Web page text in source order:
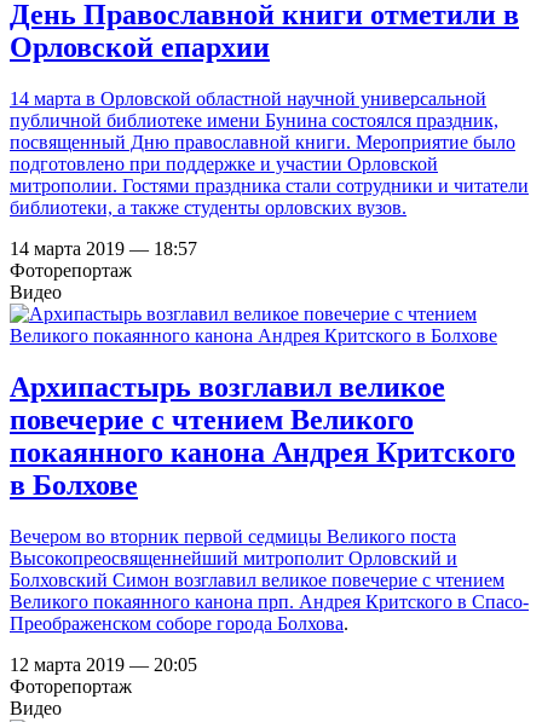
День Православной книги отметили в
Орловской епархии
14 марта в Орловской областной научной универсальной
публичной библиотеке имени Бунина состоялся праздник,
посвященный Дню православной книги. Мероприятие было
подготовлено при поддержке и участии Орловской
митрополии. Гостями праздника стали сотрудники и читатели
библиотеки, а также студенты орловских вузов.
14 марта 2019 — 18:57
Фоторепортаж
Видео
Архипастырь возглавил великое
повечерие с чтением Великого
покаянного канона Андрея Критского
в Болхове
Вечером во вторник первой седмицы Великого поста
Высокопреосвященнейший митрополит Орловский и
Болховский Симон возглавил великое повечерие с чтением
Великого покаянного канона прп. Андрея Критского в Спасо-
Преображенском соборе города Болхова.
12 марта 2019 — 20:05
Фоторепортаж
Видео